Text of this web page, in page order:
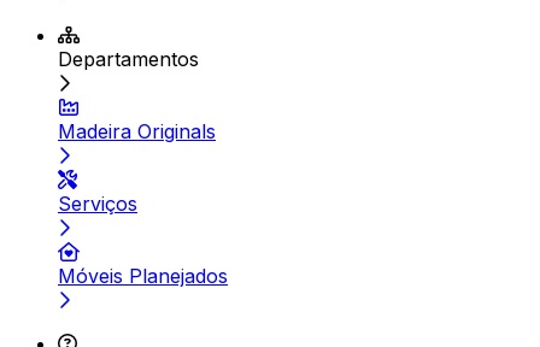
Departamentos
Madeira Originals
Serviços
Móveis Planejados